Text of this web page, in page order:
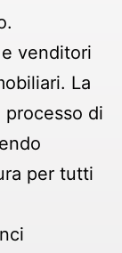
venditori
La
processo di
per tutti